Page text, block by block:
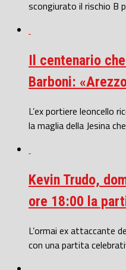
scongiurato il rischio B
Il centenario
Barboni:
L’ex portiere leoncello
la maglia della Jesina
Kevin Trudo,
ore 18:00 la
L’ormai ex attaccante
con una partita